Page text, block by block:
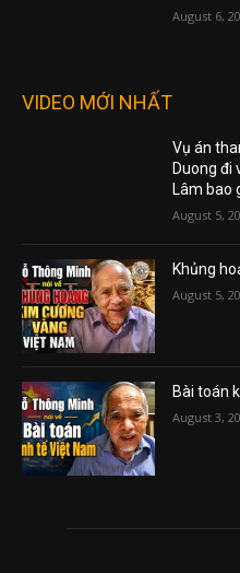
August 6,
VIDEO MỚI NHẤT
Vụ án
Duong đi
Lâm bao
August 5,
Khủng
August 5,
Bài toán
August 3,